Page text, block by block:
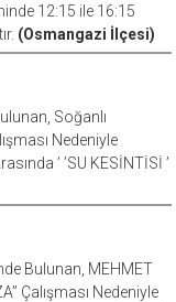
12:15 ile 16:15
(Osmangazi İlçesi)
Soğanlı
Nedeniyle
’ ’SU KESİNTİSİ ’
Bulunan, MEHMET
Çalışması Nedeniyle